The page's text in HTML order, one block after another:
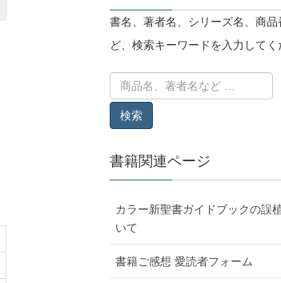
書名、著者名、シリーズ名、商品
ど、検索キーワードを入力してく
書籍関連ページ
カラー新聖書ガイドブックの誤
いて
書籍ご感想 愛読者フォーム